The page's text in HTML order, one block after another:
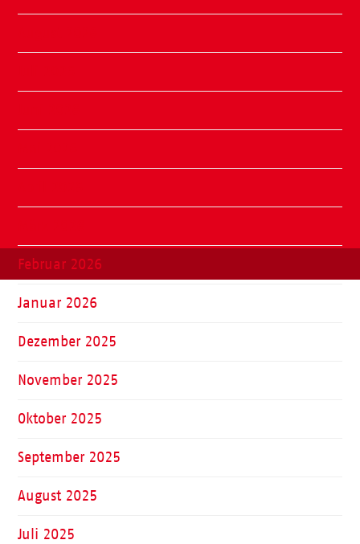
Februar 2026
Januar 2026
Dezember 2025
November 2025
Oktober 2025
September 2025
August 2025
Juli 2025